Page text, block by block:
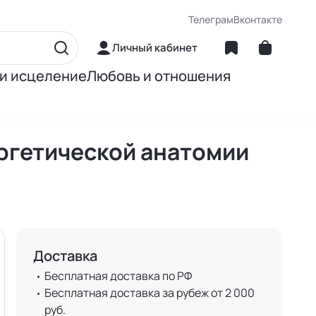
ТелеграмВконтакте
Личный кабинет
исцелениеЛюбовь и отношения
О сексеанатомии
Доставка
Бесплатная доставка по РФ
Бесплатная доставка за рубеж от 2 000
руб.